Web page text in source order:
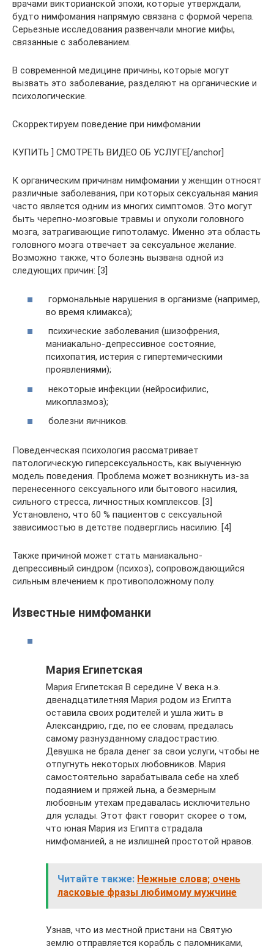
врачами викторианской эпохи, которые утверждали,
будто нимфомания напрямую связана с формой черепа.
Серьезные исследования развенчали многие мифы,
связанные с заболеванием.
В современной медицине причины, которые могут
вызвать это заболевание, разделяют на органические и
психологические.
Скорректируем поведение при нимфомании
КУПИТЬ ] СМОТРЕТЬ ВИДЕО ОБ УСЛУГЕ[/anchor]
К органическим причинам нимфомании у женщин относят
различные заболевания, при которых сексуальная мания
часто является одним из многих симптомов. Это могут
быть черепно-мозговые травмы и опухоли головного
мозга, затрагивающие гипотоламус. Именно эта область
головного мозга отвечает за сексуальное желание.
Возможно также, что болезнь вызвана одной из
следующих причин: [3]
гормональные нарушения в организме (например,
во время климакса);
психические заболевания (шизофрения,
маниакально-депрессивное состояние,
психопатия, истерия с гипертемическими
проявлениями);
некоторые инфекции (нейросифилис,
микоплазмоз);
болезни яичников.
Поведенческая психология рассматривает
патологическую гиперсексуальность, как выученную
модель поведения. Проблема может возникнуть из-за
перенесенного сексуального или бытового насилия,
сильного стресса, личностных комплексов. [3]
Установлено, что 60 % пациентов с сексуальной
зависимостью в детстве подверглись насилию. [4]
Также причиной может стать маниакально-
депрессивный синдром (психоз), сопровождающийся
сильным влечением к противоположному полу.
Известные нимфоманки
Мария Египетская
Мария Египетская В середине V века н.э.
двенадцатилетняя Мария родом из Египта
оставила своих родителей и ушла жить в
Александрию, где, по ее словам, предалась
самому разнузданному сладострастию.
Девушка не брала денег за свои услуги, чтобы не
отпугнуть некоторых любовников. Мария
самостоятельно зарабатывала себе на хлеб
подаянием и пряжей льна, а безмерным
любовным утехам предавалась исключительно
для услады. Этот факт говорит скорее о том,
что юная Мария из Египта страдала
нимфоманией, а не излишней простотой нравов.
Читайте также: Нежные слова; очень
ласковые фразы любимому мужчине
Узнав, что из местной пристани на Святую
землю отправляется корабль с паломниками,